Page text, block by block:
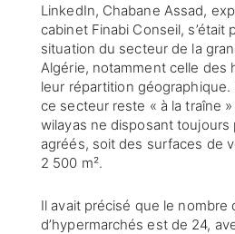
LinkedIn, Chabane Assad,
cabinet Finabi Conseil, s’était
situation du secteur de la
Algérie, notamment celle des
leur répartition géographique.
ce secteur reste « à la traîne
wilayas ne disposant toujours
agréés, soit des surfaces de
2 500 m².
Il avait précisé que le nombre
d’hypermarchés est de 24,